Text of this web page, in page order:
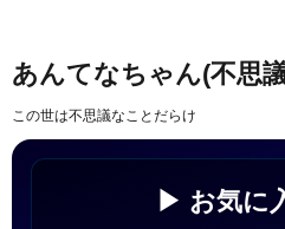
あんてなちゃん(不思
この世は不思議なことだらけ
▶ お気に